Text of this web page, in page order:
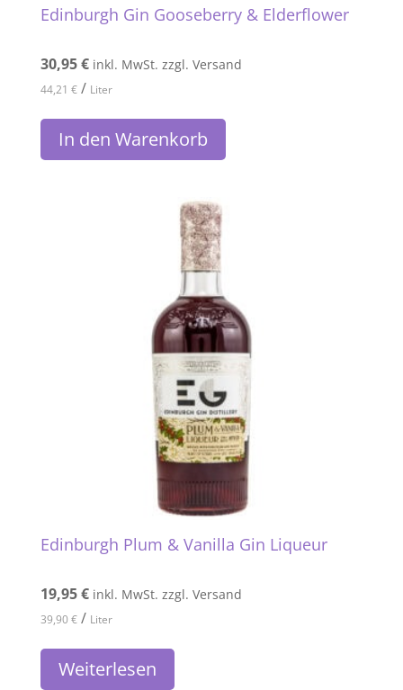
Edinburgh Gin Gooseberry & Elderflower
30,95€ inkl. MwSt. zzgl. Versand
44,21 €/ Liter
In den Warenkorb
Edinburgh Plum & Vanilla Gin Liqueur
19,95€ inkl. MwSt. zzgl. Versand
39,90€/ Liter
Weiterlesen